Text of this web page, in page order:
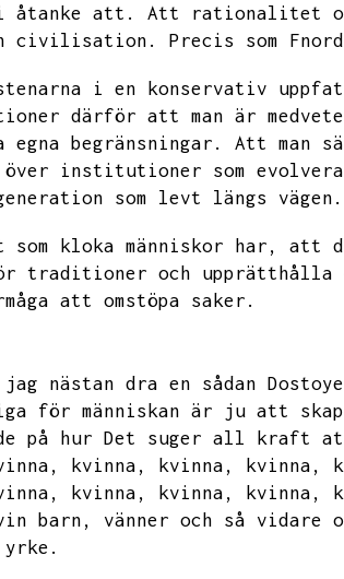
åtanke att.
Att rationalitet
civilisation.
Precis som
i en konservativ
därför att man är
begränsningar.
Att man
över institutioner som
som levt längs vägen.
kloka människor har,
att
traditioner och
att omstöpa saker.
nästan dra en sådan
för människan är ju att
på hur Det suger all kraft
kvinna, kvinna, kvinna,
kvinna, kvinna, kvinna,
barn,
vänner och så vidare